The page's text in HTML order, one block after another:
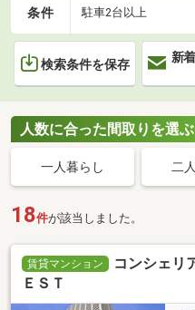
条件 駐車2台以上
検索条件を保存
新
人数に合った間取りを選ぶ
一人暮らし 二
18件が該当しました。
賃貸マンション
コンシェ
ＥＳＴ